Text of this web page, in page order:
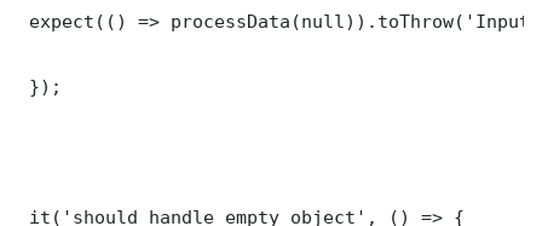
expect(() =>
});
it('should handle empty object', () => {